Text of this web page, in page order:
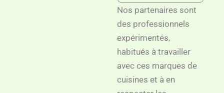
Nos partenaires sont
des professionnels
expérimentés,
habitués à travailler
avec ces marques de
cuisines et à en